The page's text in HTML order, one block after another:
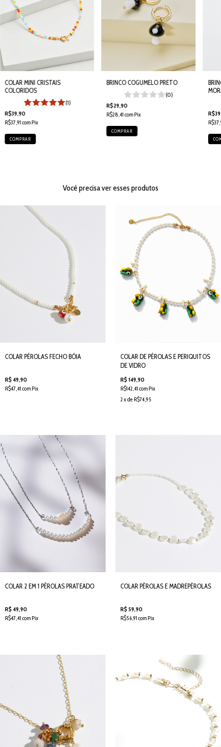
COLAR MINI CRISTAIS
COLORIDOS
(1)
R$39,90
R$37,91comPix
BRINCO COGUMELO PRETO
(0)
R$29,90
R$28,41comPix
Você precisa ver esses produtos
COLAR PÉROLAS FECHO BÓIA
R$ 49,90
R$47,41 com Pix
COLAR DE PÉROLAS E PERIQUITOS
DE VIDRO
R$ 149,90
R$142,41 com Pix
2 x de R$74,95
COLAR 2 EM 1 PÉROLAS PRATEADO
R$ 49,90
R$47,41 com Pix
COLAR PÉROLAS E MADREPÉROLAS
R$ 59,90
R$56,91 com Pix